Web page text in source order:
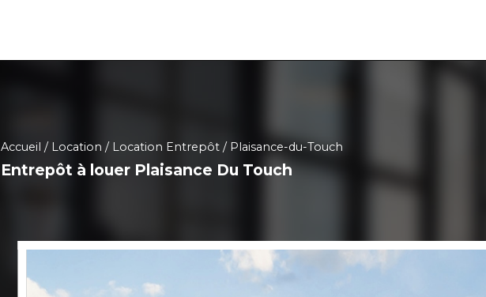
Entrepôt à louer Plaisance Du Touch
Accueil Location Location Entrepôt Plaisance-du-Touch